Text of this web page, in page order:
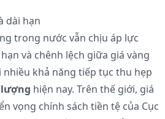
dài hạn
trong nước vẫn chịu áp lực
và chênh lệch giữa giá vàng
nhiều khả năng tiếp tục thu hẹp
hiện nay. Trên thế giới, giá
vọng chính sách tiền tệ của Cục